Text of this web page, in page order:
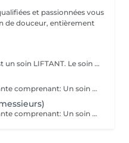
et passionnées vous
de douceur, entièrement
Le soin KOBIDO pour le visage est un soin LIFTANT. Le soin dure 1h15, et vous permettra de lifter complètement votre visage. Il est idéal de venir démaquillé pour commencer ce rituel. La praticienne commencera par un enchaînement de serviettes chaudes, puis viendra stimuler les cellules avec un instrument le RIDOKI. Suivi d'un massage doux avec des techniques de massage spécifiques au Kobido. Puis elle effectura des points de pressions sur les méridiens, pour terminer avec un passage au ROULEAU DE JADE. Laissez-vous porter par ce rituel anti-âge d'exeption à la fois relaxant et liftant.
Une bulle de bien-être enveloppante comprenant: Un soin du visage nettoyant et hydratant d'une durée de 60 minutes. (Démaquillage, gommage, extraction des comédons, massage visage, masque et crème de soin) Une manucure ( Limage, la pousse et coupe des cuticules, gommage et massage avec crème de soin. Base transparente comprise si souhaitée) Un massage relaxant des pieds ou des mains d'une durée de 20 minutes
Une bulle de bien-être enveloppante comprenant: Un soin visage éclat d'une durée de 50 minutes adapté à votre type de peau (Nettoyage, gommage, extraction des comédons, massage visage, masque et crème de soin) Un massage relaxant du dos d'une durée de 20 minutes. Une manucure ( Limage, la pousse et coupe des cuticules, gommage et massage avec crème de soin)